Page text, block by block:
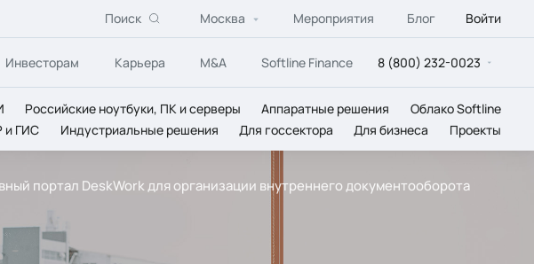
Поиск Москва Мероприятия Блог Войти
Инвесторам Карьера M&A Softline Finance 8 (800) 232-0023
Российские ноутбуки, ПК и серверы Аппаратные решения
Облако Softline
и ГИС
Индустриальные решения Для госсектора Для бизнеса Проекты
портал DeskWork для организации внутреннего документооборота